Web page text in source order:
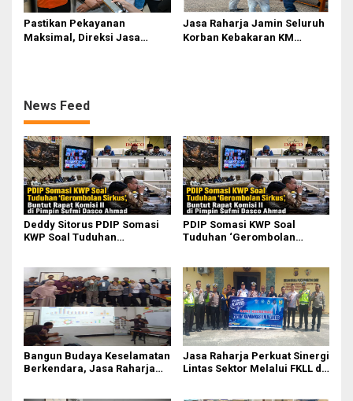
Pastikan Pekayanan
Maksimal, Direksi Jasa
Jasa Raharja Jamin Seluruh
Korban Kebakaran KM
News Feed
Deddy Sitorus PDIP Somasi
KWP Soal Tuduhan
Sufmi Dasco Ahmad
PDIP Somasi KWP Soal
Tuduhan ‘Gerombolan
Ahmad
Bangun Budaya Keselamatan
Berkendara, Jasa Raharja
Jasa Raharja Perkuat Sinergi
Lintas Sektor Melalui FKLL di